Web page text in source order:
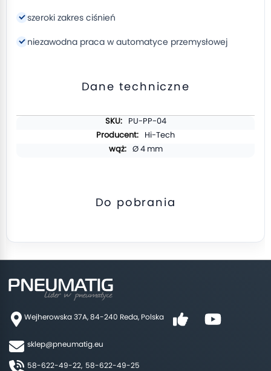
szeroki zakres ciśnień
niezawodna praca w automatyce przemysłowej
Dane techniczne
PU-PP-04
Hi-Tech
Ø 4 mm
Do pobrania
Wejherowska 37A, 84-240 Reda, Polska
sklep@pneumatig.eu
58-622-49-22, 58-622-49-25